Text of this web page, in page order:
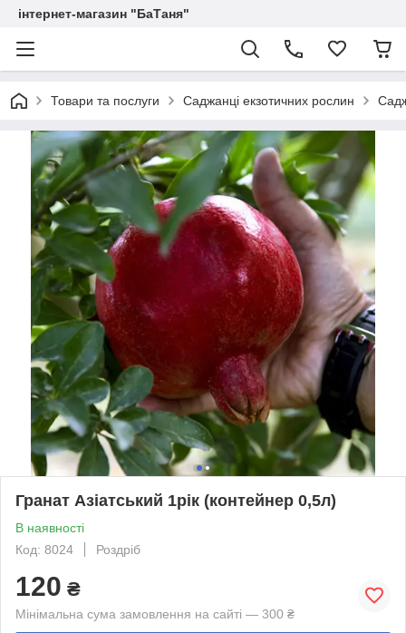
інтернет-магазин "БаТаня"
Товари та послуги Саджанці екзотичних рослин
Гранат Азіатський 1рік (контейнер 0,5л)
В наявності
Код: 8024
Роздріб
120 ₴
Мінімальна сума замовлення на сайті — 300 ₴